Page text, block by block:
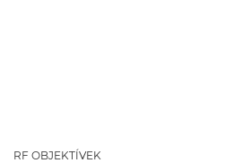
RF OBJEKTÍVEK